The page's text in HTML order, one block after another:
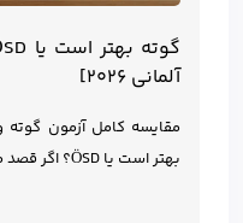
آلمانی ۲۰۲۶]
بهتر است یا ÖSD؟ اگر قصد مهاجرت به آلمان …